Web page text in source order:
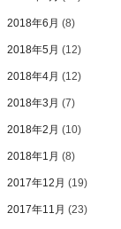
2018年6月 (8)
2018年5月 (12)
2018年4月 (12)
2018年3月 (7)
2018年2月 (10)
2018年1月 (8)
2017年12月 (19)
2017年11月 (23)